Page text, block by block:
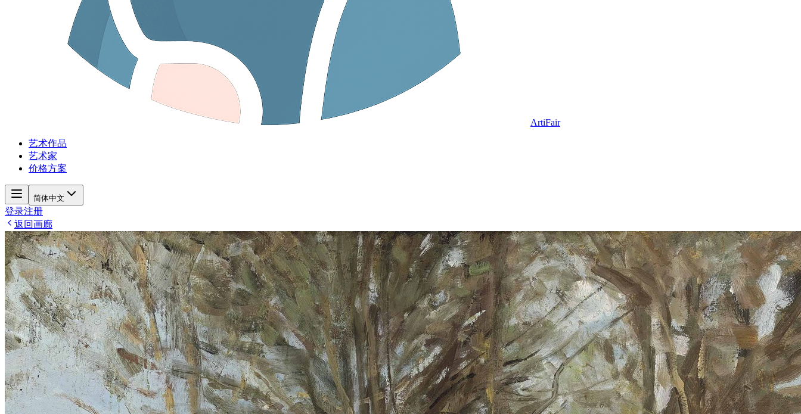
ArtiFair
艺术作品
艺术家
价格方案
简体中文
登录注册
返回画廊